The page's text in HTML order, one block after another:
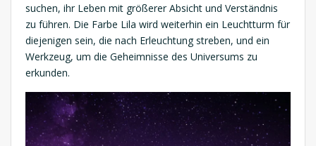
suchen, ihr Leben mit größerer Absicht und Verständnis
zu führen. Die Farbe Lila wird weiterhin ein Leuchtturm für
diejenigen sein, die nach Erleuchtung streben, und ein
Werkzeug, um die Geheimnisse des Universums zu
erkunden.